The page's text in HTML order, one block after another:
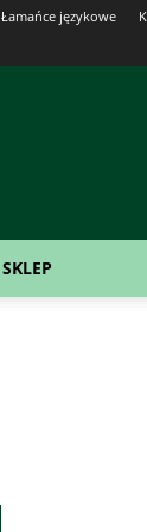
Łamańce językowe
SKLEP